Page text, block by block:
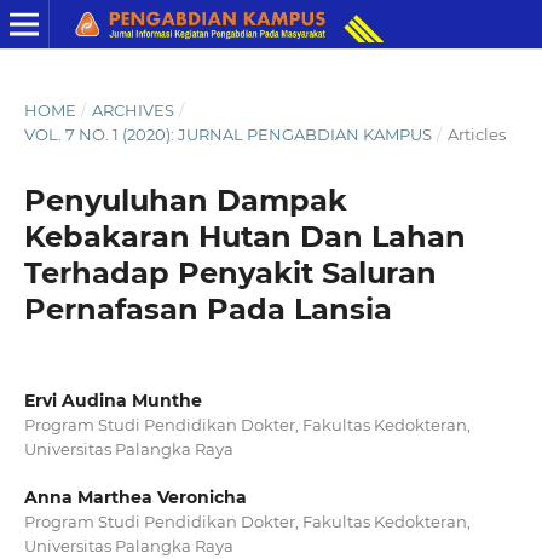
HOME / ARCHIVES /
VOL. 7 NO. 1 (2020): JURNAL PENGABDIAN KAMPUS / Articles
Penyuluhan Dampak
Kebakaran Hutan Dan Lahan
Terhadap Penyakit Saluran
Pernafasan Pada Lansia
Ervi Audina Munthe
Program Studi Pendidikan Dokter, Fakultas Kedokteran,
Universitas Palangka Raya
Anna Marthea Veronicha
Program Studi Pendidikan Dokter, Fakultas Kedokteran,
Universitas Palangka Raya